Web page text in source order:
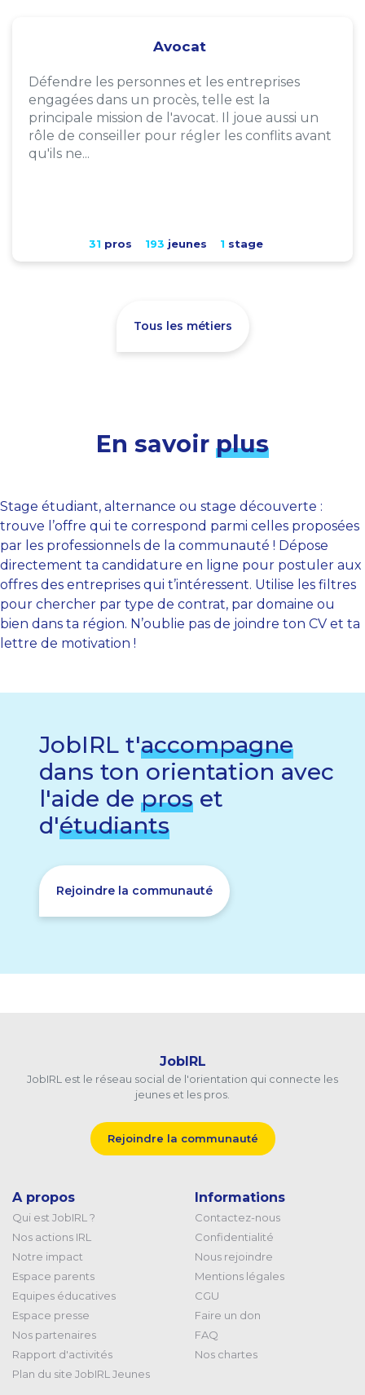
Avocat
Défendre les personnes et les entreprises
engagées dans un procès, telle est la
principale mission de l'avocat. Il joue aussi un
rôle de conseiller pour régler les conflits avant
qu'ils ne...
31 pros 193 jeunes 1 stage
Tous les métiers
En savoir plus
Stage étudiant, alternance ou stage découverte :
trouve l’offre qui te correspond parmi celles proposées
par les professionnels de la communauté ! Dépose
directement ta candidature en ligne pour postuler aux
offres des entreprises qui t’intéressent. Utilise les filtres
pour chercher par type de contrat, par domaine ou
bien dans ta région. N’oublie pas de joindre ton CV et ta
lettre de motivation !
JobIRL t'accompagne
dans ton orientation avec
l'aide de pros et
d'étudiants
Rejoindre la communauté
JobIRL
JobIRL est le réseau social de l'orientation qui connecte les
jeunes et les pros.
Rejoindre la communauté
A propos
Qui est JobIRL ?
Nos actions IRL
Notre impact
Espace parents
Equipes éducatives
Espace presse
Nos partenaires
Rapport d'activités
Plan du site JobIRL Jeunes
Informations
Contactez-nous
Confidentialité
Nous rejoindre
Mentions légales
CGU
Faire un don
FAQ
Nos chartes